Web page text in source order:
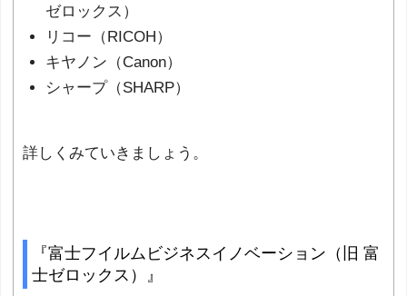
ゼロックス）
リコー（RICOH）
キヤノン（Canon）
シャープ（SHARP）
詳しくみていきましょう。
『富士フイルムビジネスイノベーション（旧 富
士ゼロックス）』